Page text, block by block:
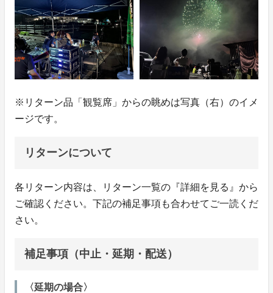
※リターン品「観覧席」からの眺めは写真（右）のイメ
ージです。
リターンについて
各リターン内容は、リターン一覧の『詳細を見る』から
ご確認ください。下記の補足事項も合わせてご一読くだ
さい。
補足事項（中止・延期・配送）
〈延期の場合〉